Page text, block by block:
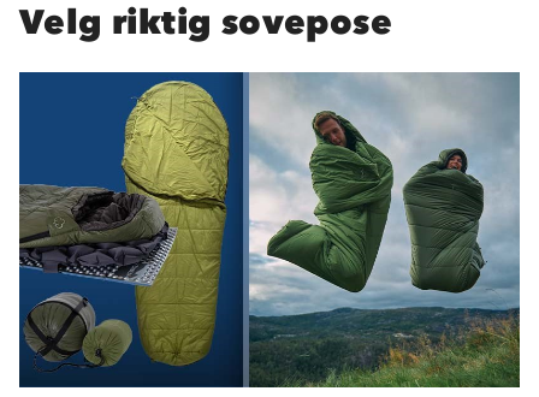
Velg riktig sovepose
Kundeservice
Kontakt oss
Konkurransevinnere
Kundeklubb
Våre butikker
Om Stormberg
Verdigrunnlag
Klima og miljø
Etisk handel
Dyreetikk
1% til samfunnet
Inkludering
Materialer
Trelagsprinsippet barn
Alt du trenger til Norgesferien
Dette trenger du til barnehagen
Gravidklær
Hvordan velge riktig turtøy?
Norgesferie 🇳🇴